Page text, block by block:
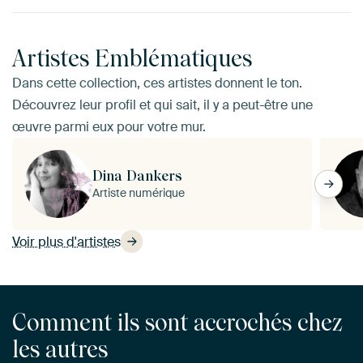
Artistes Emblématiques
Dans cette collection, ces artistes donnent le ton.
Découvrez leur profil et qui sait, il y a peut-être une
œuvre parmi eux pour votre mur.
Voir plus d'artistes
Dina Dankers
Artiste numérique
Comment ils sont accrochés chez
les autres